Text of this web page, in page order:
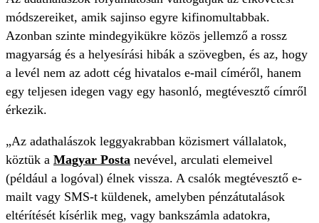
módszereiket, amik sajinso egyre kifinomultabbak.
Azonban szinte mindegyikükre közös jellemző a rossz
magyarság és a helyesírási hibák a szövegben, és az, hogy
a levél nem az adott cég hivatalos e-mail címéről, hanem
egy teljesen idegen vagy egy hasonló, megtévesztő címről
érkezik.
„Az adathalászok leggyakrabban közismert vállalatok,
köztük a Magyar Posta nevével, arculati elemeivel
(például a logóval) élnek vissza. A csalók megtévesztő e-
mailt vagy SMS-t küldenek, amelyben pénzátutalások
eltérítését kísérlik meg, vagy bankszámla adatokra,